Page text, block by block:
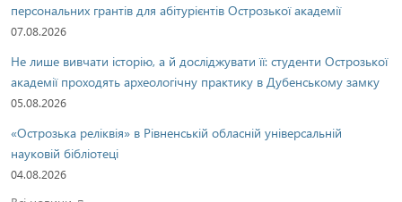
персональних грантів для абітурієнтів Острозької академії
07.08.2026
Не лише вивчати історію, а й досліджувати її: студенти Острозької
академії проходять археологічну практику в Дубенському замку
05.08.2026
«Острозька реліквія» в Рівненській обласній універсальній
науковій бібліотеці
04.08.2026